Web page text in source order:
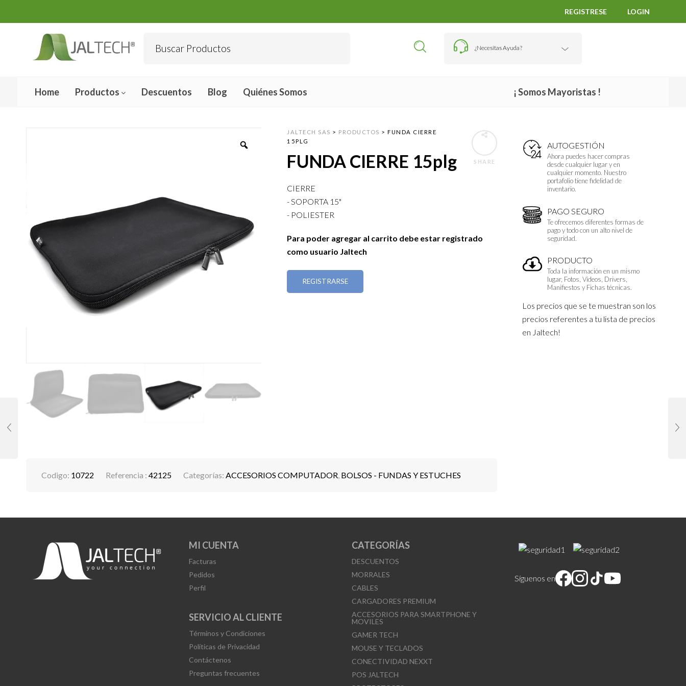
REGISTRESE LOGIN
¿Necesitas Ayuda?
Home Productos Descuentos Blog Quiénes Somos ¡ Somos Mayoristas !
AUTOGESTIÓN
Ahora puedes hacer compras
desde cualquier lugar y en
cualquier momento. Nuestro
portafolio tiene fidelidad de
inventario.
PAGO SEGURO
Te ofrecemos diferentes formas de
pago y todo con un alto nivel de
seguridad.
PRODUCTO
Toda la información en un mismo
lugar, Fotos, Vídeos, Drivers,
Manifiestos y Fichas técnicas.
Los precios que se te muestran son los
precios referentes a tu lista de precios
en Jaltech!
SHARE
JALTECH SAS > PRODUCTOS >FUNDA CIERRE
15PLG
FUNDA CIERRE 15plg
CIERRE
- SOPORTA 15"
- POLIESTER
Para poder agregar al carrito debe estar registrado
como usuario Jaltech
REGISTRARSE
Codigo: 10722 Referencia : 42125 Categorías: ACCESORIOS COMPUTADOR, BOLSOS - FUNDAS Y ESTUCHES
MI CUENTA
Facturas
Pedidos
Perfil
SERVICIO AL CLIENTE
Términos y Condiciones
Políticas de Privacidad
Contáctenos
Preguntas frecuentes
CATEGORÍAS
DESCUENTOS
MORRALES
CABLES
CARGADORES PREMIUM
ACCESORIOS PARA SMARTPHONE Y
MOVILES
GAMER TECH
MOUSE Y TECLADOS
CONECTIVIDAD NEXXT
POS JALTECH
Síguenos en